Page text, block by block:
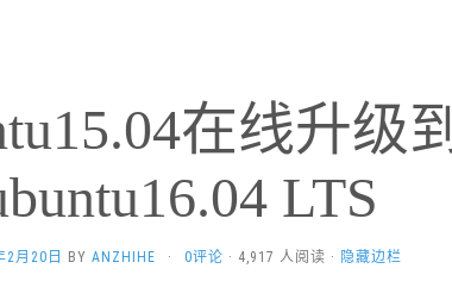
在线升级到
LTS
2月20日 BY ANZHIHE · 0评论 · 4,917 人阅读 · 隐藏边栏